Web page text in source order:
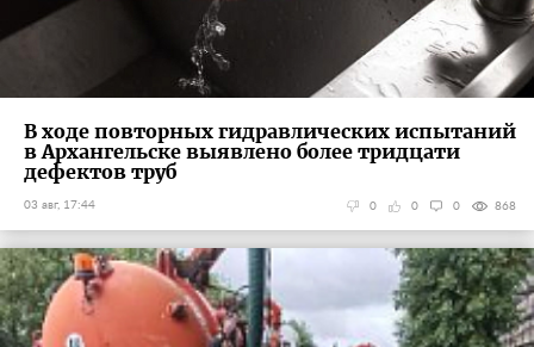
В ходе повторных гидравлических испытаний
в Архангельске выявлено более тридцати
дефектов труб
03 авг, 17:44 868
0
0
0